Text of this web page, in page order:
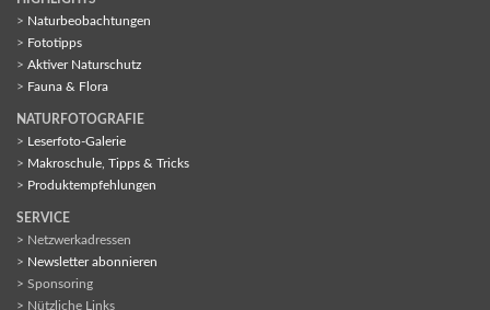
> Naturbeobachtungen
> Fototipps
> Aktiver Naturschutz
> Fauna & Flora
NATURFOTOGRAFIE
> Leserfoto-Galerie
> Makroschule, Tipps & Tricks
> Produktempfehlungen
SERVICE
> Netzwerkadressen
> Newsletter abonnieren
> Sponsoring
> Nützliche Links